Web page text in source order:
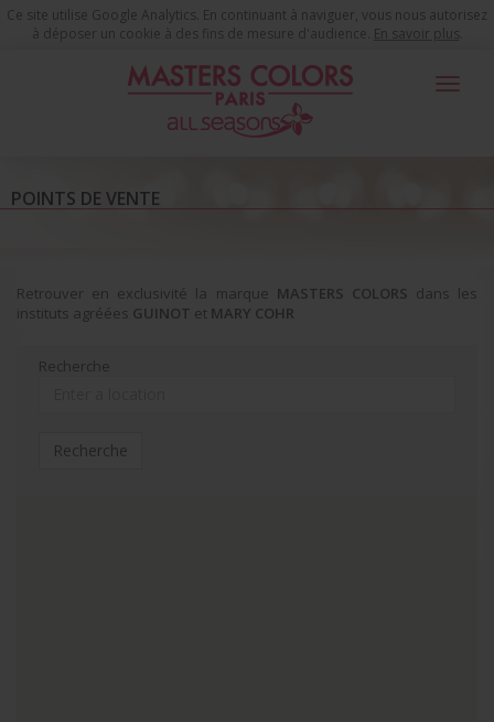
Ce site utilise Google Analytics. En continuant à naviguer, vous nous autorisez
à déposer un cookie à des fins de mesure d'audience. En savoir plus
Toggle
POINTS DE VENTE
Retrouver en exclusivité la marque MASTERS COLORS dans les
instituts agréées GUINOT et MARY COHR
Recherche
Recherche